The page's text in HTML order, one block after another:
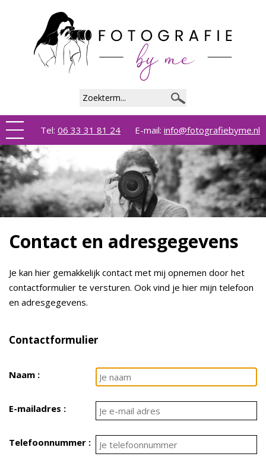
Tel: 06 33 31 81 24 E-mail: info@fotografiebyme.nl
Contact en adresgegevens
Je kan hier gemakkelijk contact met mij opnemen door het
contactformulier te versturen. Ook vind je hier mijn telefoon
en adresgegevens.
Contactformulier
Naam :
E-mailadres :
Telefoonnummer :